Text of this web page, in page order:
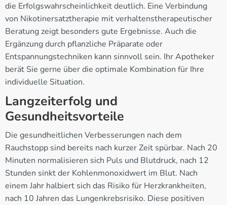
die Erfolgswahrscheinlichkeit deutlich. Eine Verbindung
von Nikotinersatztherapie mit verhaltenstherapeutischer
Beratung zeigt besonders gute Ergebnisse. Auch die
Ergänzung durch pflanzliche Präparate oder
Entspannungstechniken kann sinnvoll sein. Ihr Apotheker
berät Sie gerne über die optimale Kombination für Ihre
individuelle Situation.
Langzeiterfolg und
Gesundheitsvorteile
Die gesundheitlichen Verbesserungen nach dem
Rauchstopp sind bereits nach kurzer Zeit spürbar. Nach 20
Minuten normalisieren sich Puls und Blutdruck, nach 12
Stunden sinkt der Kohlenmonoxidwert im Blut. Nach
einem Jahr halbiert sich das Risiko für Herzkrankheiten,
nach 10 Jahren das Lungenkrebsrisiko. Diese positiven